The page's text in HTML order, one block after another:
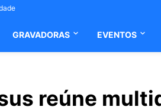
GRAVADORAS EVENTOS
reúne